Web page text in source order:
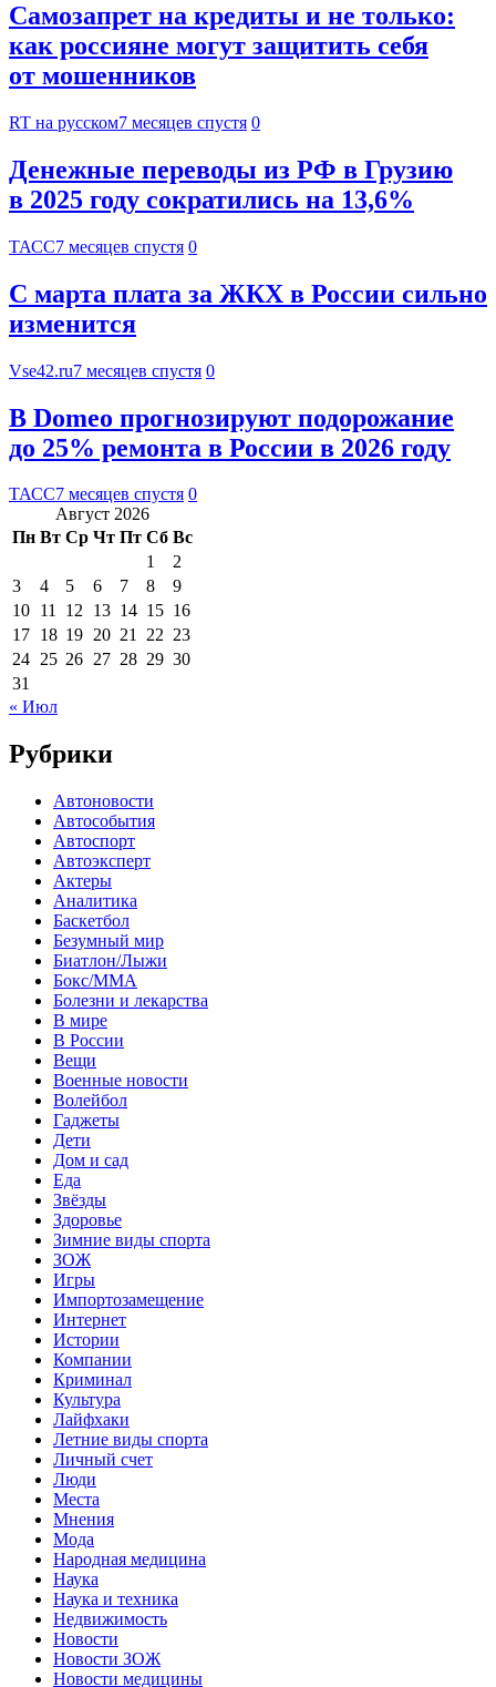
Самозапрет на кредиты и не только:
как россияне могут защитить себя
от мошенников
RT на русском7 месяцев спустя 0
Денежные переводы из РФ в Грузию
в 2025 году сократились на 13,6%
ТАСС7 месяцев спустя 0
С марта плата за ЖКХ в России сильно
изменится
Vse42.ru7 месяцев спустя 0
В Domeo прогнозируют подорожание
до 25% ремонта в России в 2026 году
ТАСС7 месяцев спустя 0
Август 2026
Пн Вт Ср Чт Пт Сб Вс
1
2
3
4 5 6 7 8
9
10 11 12 13 14 15 16
17 18 19 20 21 22 23
24 25 26 27 28 29 30
31
« Июл
Рубрики
Автоновости
Автособытия
Автоспорт
Автоэксперт
Актеры
Аналитика
Баскетбол
Безумный мир
Биатлон/Лыжи
Бокс/MMA
Болезни и лекарства
В мире
В России
Вещи
Военные новости
Волейбол
Гаджеты
Дети
Дом и сад
Еда
Звёзды
Здоровье
Зимние виды спорта
ЗОЖ
Игры
Импортозамещение
Интернет
Истории
Компании
Криминал
Культура
Лайфхаки
Летние виды спорта
Личный счет
Люди
Места
Мнения
Мода
Народная медицина
Наука
Наука и техника
Недвижимость
Новости
Новости ЗОЖ
Новости медицины